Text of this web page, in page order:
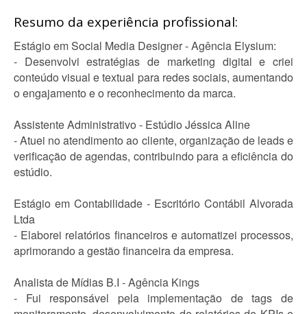
Resumo da experiência profissional:
Estágio em Social Media Designer - Agência Elysium:
- Desenvolvi estratégias de marketing digital e criei
conteúdo visual e textual para redes sociais, aumentando
o engajamento e o reconhecimento da marca.
Assistente Administrativo - Estúdio Jéssica Aline
- Atuei no atendimento ao cliente, organização de leads e
verificação de agendas, contribuindo para a eficiência do
estúdio.
Estágio em Contabilidade - Escritório Contábil Alvorada
Ltda
- Elaborei relatórios financeiros e automatizei processos,
aprimorando a gestão financeira da empresa.
Analista de Mídias B.I - Agência Kings
- Fui responsável pela implementação de tags de